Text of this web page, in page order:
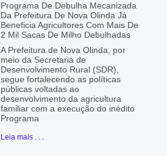
Programa De Debulha Mecanizada
Da Prefeitura De Nova Olinda Já
Beneficia Agricultores Com Mais De
2 Mil Sacas De Milho Debulhadas
A Prefeitura de Nova Olinda, por
meio da Secretaria de
Desenvolvimento Rural (SDR),
segue fortalecendo as políticas
públicas voltadas ao
desenvolvimento da agricultura
familiar com a execução do inédito
Programa
Leia mais . . .